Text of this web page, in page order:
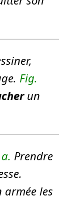
Fig.
un
Prendre
armée les